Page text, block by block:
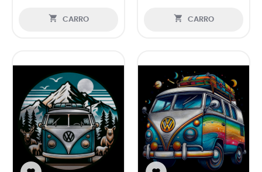
 CARRO  CARRO